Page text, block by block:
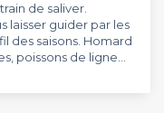
de saliver.
laisser guider par les
des saisons. Homard
poissons de ligne...